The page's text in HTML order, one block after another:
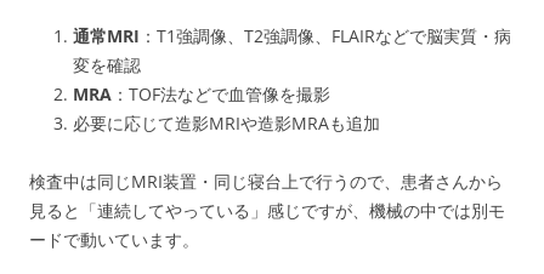
通常MRI ：T1強調像、T2強調像、FLAIRなどで脳実質・病
変を確認
MRA ：TOF法などで血管像を撮影
必要に応じて造影MRIや造影MRAも追加
検査中は同じMRI装置・同じ寝台上で行うので、患者さんから
見ると「連続してやっている」感じですが、機械の中では別モ
ードで動いています。